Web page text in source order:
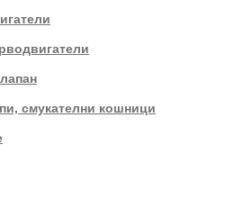
смукателни кошници